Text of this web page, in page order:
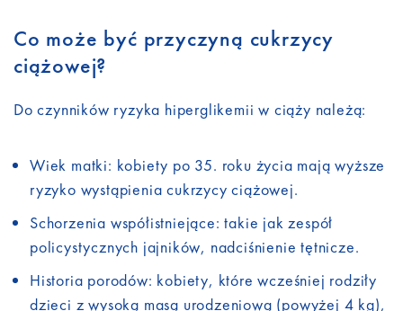
Co może być przyczyną cukrzycy
ciążowej?
Do czynników ryzyka hiperglikemii w ciąży należą:
Wiek matki: kobiety po 35. roku życia mają wyższe
ryzyko wystąpienia cukrzycy ciążowej.
Schorzenia współistniejące: takie jak zespół
policystycznych jajników, nadciśnienie tętnicze.
Historia porodów: kobiety, które wcześniej rodziły
dzieci z wysoką masą urodzeniową (powyżej 4 kg),